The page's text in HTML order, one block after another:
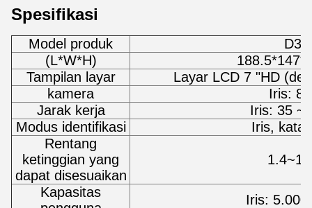
Spesifikasi
Model produk
D36
(L*W*H)
Tampilan layar
Layar LCD 7 "HD
kamera
Iris:
Jarak kerja
Iris: 35 ~
Modus identifikasi
Iris, kata
Rentang
ketinggian yang
dapat disesuaikan
Kapasitas
Iris: 5.000